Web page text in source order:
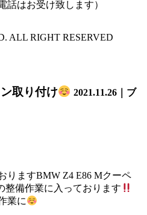
話はお受け致します）
ALL RIGHT RESERVED
取り付け
2021.11.26｜ブ
りますBMW Z4 E86 Mクーペ
備作業に入っております
業に